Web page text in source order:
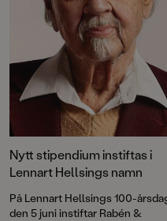
Nytt stipendium instiftas i
Lennart Hellsings namn
På Lennart Hellsings 100-
den 5 juni instiftar Rabén &